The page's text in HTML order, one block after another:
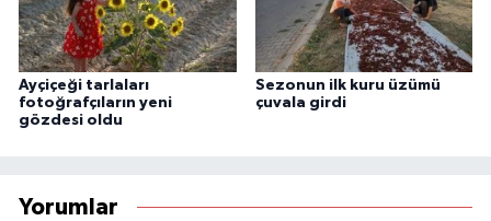
Ayçiçeği tarlaları
fotoğrafçıların yeni
gözdesi oldu
Sezonun ilk kuru üzümü
çuvala girdi
Yorumlar